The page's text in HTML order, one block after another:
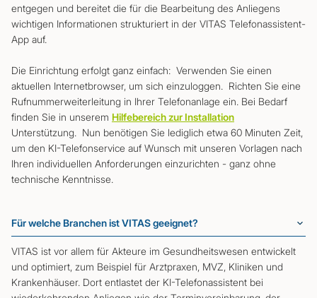
entgegen und bereitet die für die Bearbeitung des Anliegens
wichtigen Informationen strukturiert in der VITAS Telefonassistent-
App auf.
Die Einrichtung erfolgt ganz einfach: Verwenden Sie einen
aktuellen Internetbrowser, um sich einzuloggen. Richten Sie eine
Rufnummerweiterleitung in Ihrer Telefonanlage ein. Bei Bedarf
finden Sie in unserem Hilfebereich zur Installation
Unterstützung. Nun benötigen Sie lediglich etwa 60 Minuten Zeit,
um den KI-Telefonservice auf Wunsch mit unseren Vorlagen nach
Ihren individuellen Anforderungen einzurichten - ganz ohne
technische Kenntnisse.
Für welche Branchen ist VITAS geeignet?
VITAS ist vor allem für Akteure im Gesundheitswesen entwickelt
und optimiert, zum Beispiel für Arztpraxen, MVZ, Kliniken und
Krankenhäuser. Dort entlastet der KI-Telefonassistent bei